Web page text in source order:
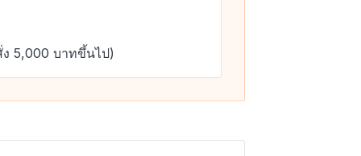
5,000 บาทขึ้นไป)